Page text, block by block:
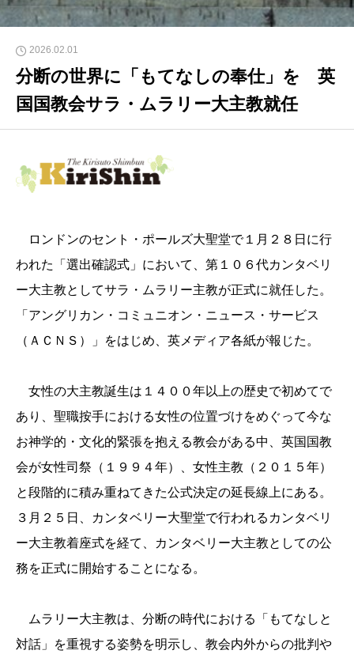
2026.02.01
分断の世界に「もてなしの奉仕」を 英
国国教会サラ・ムラリー大主教就任
ロンドンのセント・ポールズ大聖堂で１月２８日に行
われた「選出確認式」において、第１０６代カンタベリ
ー大主教としてサラ・ムラリー主教が正式に就任した。
「アングリカン・コミュニオン・ニュース・サービス
（ＡＣＮＳ）」をはじめ、英メディア各紙が報じた。
女性の大主教誕生は１４００年以上の歴史で初めてで
あり、聖職按手における女性の位置づけをめぐって今な
お神学的・文化的緊張を抱える教会がある中、英国国教
会が女性司祭（１９９４年）、女性主教（２０１５年）
と段階的に積み重ねてきた公式決定の延長線上にある。
３月２５日、カンタベリー大聖堂で行われるカンタベリ
ー大主教着座式を経て、カンタベリー大主教としての公
務を正式に開始することになる。
ムラリー大主教は、分断の時代における「もてなしと
対話」を重視する姿勢を明示し、教会内外からの批判や